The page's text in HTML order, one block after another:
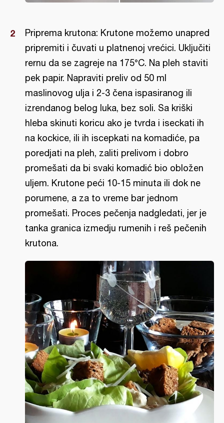
Priprema krutona: Krutone možemo unapred
pripremiti i čuvati u platnenoj vrećici. Uključiti
rernu da se zagreje na 175°C. Na pleh staviti
pek papir. Napraviti preliv od 50 ml
maslinovog ulja i 2-3 čena ispasiranog ili
izrendanog belog luka, bez soli. Sa kriški
hleba skinuti koricu ako je tvrda i iseckati ih
na kockice, ili ih iscepkati na komadiće, pa
poredjati na pleh, zaliti prelivom i dobro
promešati da bi svaki komadić bio obložen
uljem. Krutone peći 10-15 minuta ili dok ne
porumene, a za to vreme bar jednom
promešati. Proces pečenja nadgledati, jer je
tanka granica izmedju rumenih i reš pečenih
krutona.